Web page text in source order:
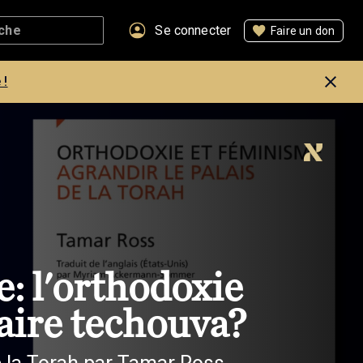
Se connecter Faire un don
!
l'orthodoxie
techouva?